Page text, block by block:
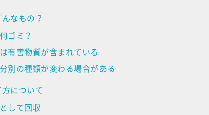
なもの？
ゴミ？
有害物質が含まれている
別の種類が変わる場合がある
について
して回収